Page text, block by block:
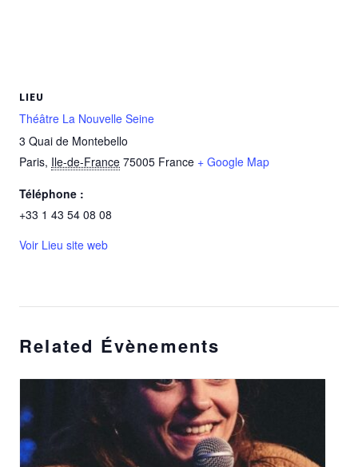
LIEU
Théâtre La Nouvelle Seine
3 Quai de Montebello
Paris, Ile-de-France 75005 France + Google Map
Téléphone :
+33 1 43 54 08 08
Voir Lieu site web
Related Évènements